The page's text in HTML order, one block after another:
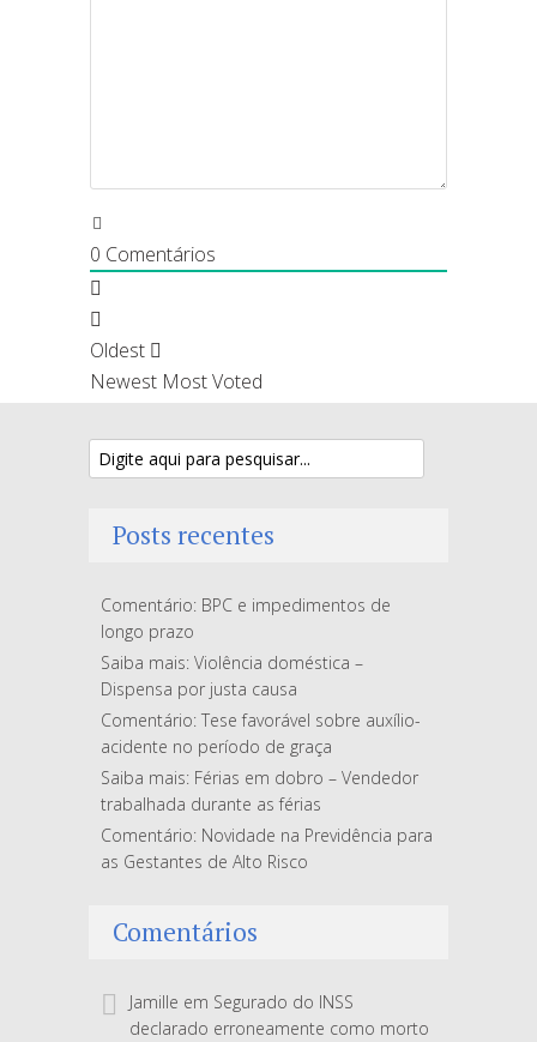
0 Comentários
Oldest
Newest Most Voted
Posts recentes
Comentário: BPC e impedimentos de
longo prazo
Saiba mais: Violência doméstica –
Dispensa por justa causa
Comentário: Tese favorável sobre auxílio-
acidente no período de graça
Saiba mais: Férias em dobro – Vendedor
trabalhada durante as férias
Comentário: Novidade na Previdência para
as Gestantes de Alto Risco
Comentários
Jamille em Segurado do INSS
declarado erroneamente como morto